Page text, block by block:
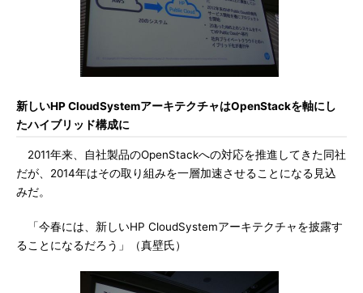
新しいHP CloudSystemアーキテクチャはOpenStackを軸にし
たハイブリッド構成に
2011年来、自社製品のOpenStackへの対応を推進してきた同社
だが、2014年はその取り組みを一層加速させることになる見込
みだ。
「今春には、新しいHP CloudSystemアーキテクチャを披露す
ることになるだろう」（真壁氏）